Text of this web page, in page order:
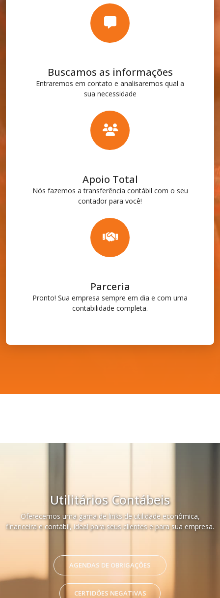
Buscamos as informações
Entraremos em contato e analisaremos qual a
sua necessidade
Apoio Total
Nós fazemos a transferência contábil com o seu
contador para você!
Parceria
Pronto! Sua empresa sempre em dia e com uma
contabilidade completa.
Utilitários Contábeis
Oferecemos uma gama de links de utilidade econômica,
financeira e contábil, ideal para seus clientes e para sua empresa.
AGENDAS DE OBRIGAÇÕES
CERTIDÕES NEGATIVAS